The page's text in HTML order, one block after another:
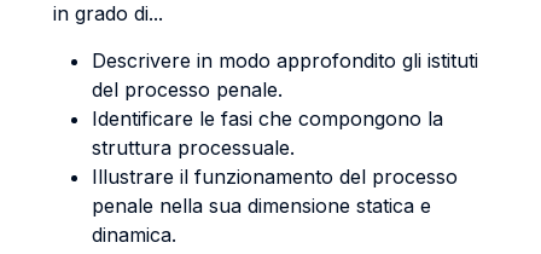
in grado di...
Descrivere in modo approfondito gli istituti
del processo penale.
Identificare le fasi che compongono la
struttura processuale.
Illustrare il funzionamento del processo
penale nella sua dimensione statica e
dinamica.